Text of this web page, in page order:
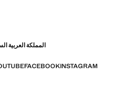
المملكة العربية
INSTAGRAM
FACEBOOK